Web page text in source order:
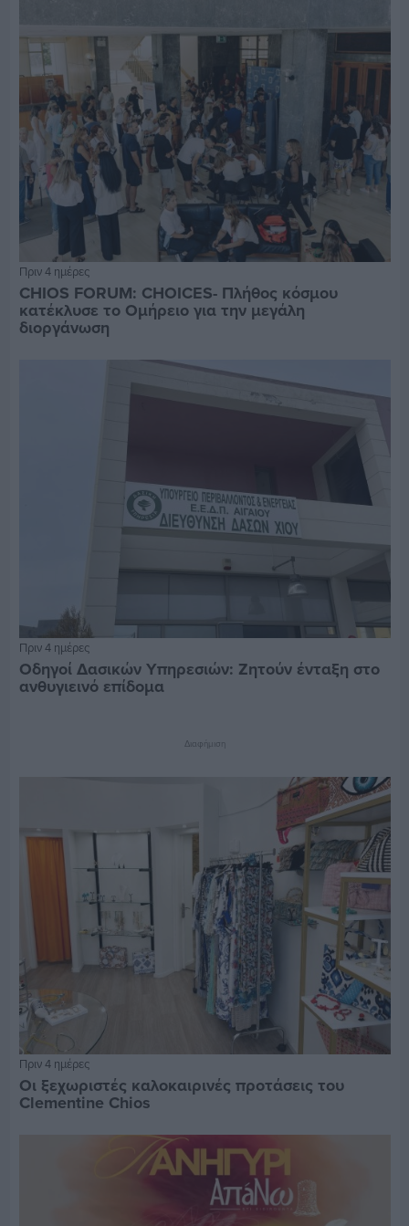
Πριν 4 ημέρες
CHIOS FORUM: CHOICES- Πλήθος κόσμου
κατέκλυσε το Ομήρειο για την μεγάλη
διοργάνωση
Πριν 4 ημέρες
Οδηγοί Δασικών Υπηρεσιών: Ζητούν ένταξη στο
ανθυγιεινό επίδομα
Διαφήμιση
Πριν 4 ημέρες
Οι ξεχωριστές καλοκαιρινές προτάσεις του
Clementine Chios